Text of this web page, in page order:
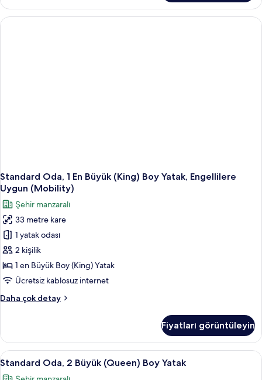
Büyük
(King)
Boy
Standard Oda, 1 En Büyük (King) Boy Yatak, Engellilere
Uygun (Mobility)
Şehir manzaralı
33 metre kare
1 yatak odası
2 kişilik
1 en Büyük Boy (King) Yatak
Ücretsiz kablosuz internet
Daha çok detay
Standard
Büyük
(King)
Boy
Fiyatları görüntüleyin
Standard
Oda,
1
Standard Oda, 2 Büyük (Queen) Boy Yatak